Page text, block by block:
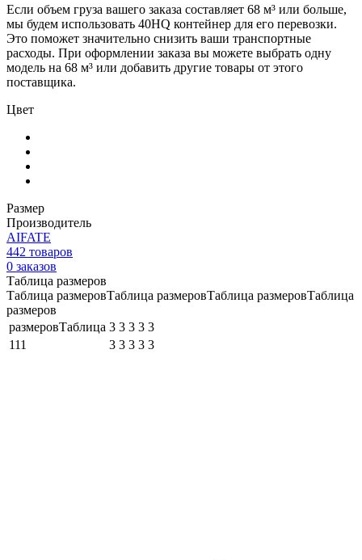
Если объем груза вашего заказа составляет 68 м³ или больше,
мы будем использовать 40HQ контейнер для его перевозки.
Это поможет значительно снизить ваши транспортные
расходы. При оформлении заказа вы можете выбрать одну
модель на 68 м³ или добавить другие товары от этого
поставщика.
Цвет
Размер
Производитель
AIFATE
442 товаров
0 заказов
Таблица размеров
Таблица размеровТаблица размеровТаблица размеровТаблица
размеров
размеровТаблица 3 3 3 3 3
111
3 3 3 3 3